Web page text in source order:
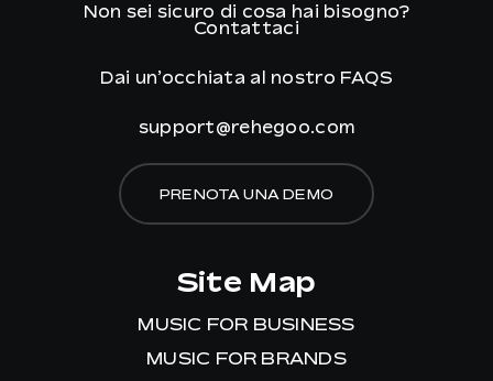
Non sei sicuro di cosa hai bisogno?
Contattaci
Dai un’occhiata al nostro FAQS
support@rehegoo.com
PRENOTA UNA DEMO
Site Map
MUSIC FOR BUSINESS
MUSIC FOR BRANDS